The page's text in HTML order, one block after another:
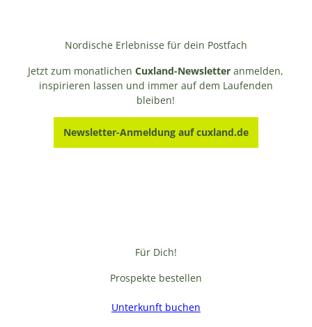
Nordische Erlebnisse für dein Postfach
Jetzt zum monatlichenCuxland-Newsletter anmelden,
inspirieren lassen und immer auf dem Laufenden
bleiben!
Newsletter-Anmeldung auf cuxland.de
Für Dich!
Prospekte bestellen
Unterkunft buchen